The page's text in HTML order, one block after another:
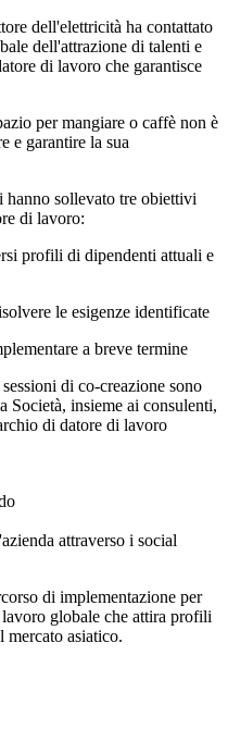
dell'elettricità ha contattato
dell'attrazione di talenti e
di lavoro che garantisce
per mangiare o caffè non è
e garantire la sua
hanno sollevato tre obiettivi
di lavoro:
profili di dipendenti attuali e
le esigenze identificate
a breve termine
di co-creazione sono
Società, insieme ai consulenti,
di datore di lavoro
attraverso i social
di implementazione per
globale che attira profili
asiatico.